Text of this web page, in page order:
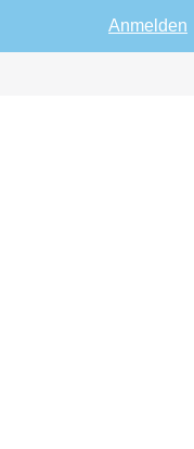
Anmelden